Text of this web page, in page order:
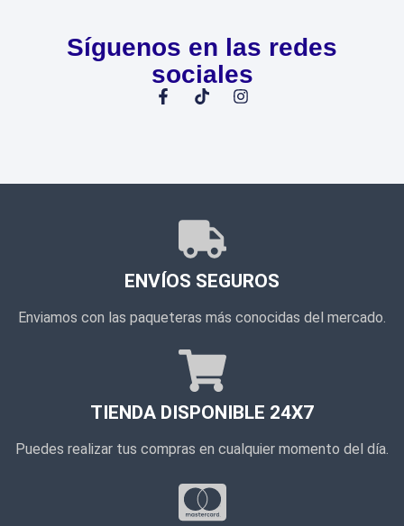
Síguenos en las redes
sociales
ENVÍOS SEGUROS
Enviamos con las paqueteras más conocidas del mercado.
TIENDA DISPONIBLE 24X7
Puedes realizar tus compras en cualquier momento del día.